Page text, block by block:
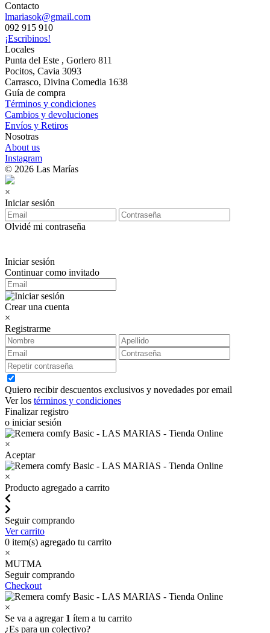
Contacto
lmariasok@gmail.com
092 915 910
¡Escribinos!
Locales
Punta del Este , Gorlero 811
Pocitos, Cavia 3093
Carrasco, Divina Comedia 1638
Guía de compra
Términos y condiciones
Cambios y devoluciones
Envíos y Retiros
Nosotras
About us
Instagram
© 2026 Las Marías
×
Iniciar sesión
Olvidé mi contraseña
Iniciar sesión
Continuar como invitado
Crear una cuenta
×
Registrarme
Quiero recibir descuentos exclusivos y novedades por email
Ver los términos y condiciones
Finalizar registro
o iniciar sesión
×
Aceptar
×
Producto agregado a carrito
Seguir comprando
Ver carrito
0 item(s) agregado tu carrito
×
MUTMA
Seguir comprando
Checkout
×
Se va a agregar 1 ítem a tu carrito
¿Es para un colectivo?